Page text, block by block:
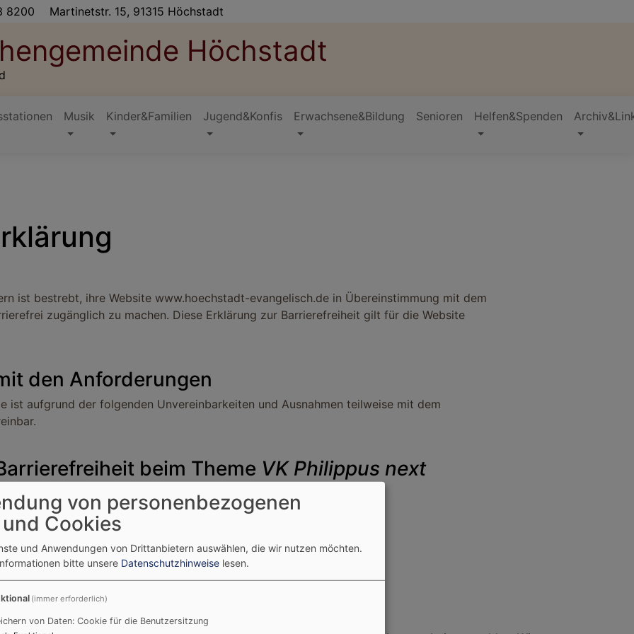
8200 Martinetstr. 15, 91315 Höchstadt
Höchstadt
Musik Kinder&Familien Jugend&Konfis Erwachsene&Bildung Senioren Helfen&Spenden
ist bestrebt, ihre Website www.hoechstadt-evangelisch.de in Übereinstimmung mit dem
zugänglich zu machen. Diese Erklärung zur Barrierefreiheit gilt für die Website
den Anforderungen
ist aufgrund der folgenden Unvereinbarkeiten und Ausnahmen teilweise mit dem
beim Theme VK Philippus next
den folgenden Gründen nicht barrierefrei:
und Kontaktangaben
von personenbezogenen
Cookies
und Anwendungen von Drittanbietern auswählen, die wir nutzen möchten.
bitte unsere Datenschutzhinweise lesen.
(immer erforderlich)
von Daten: Cookie für die Benutzersitzung